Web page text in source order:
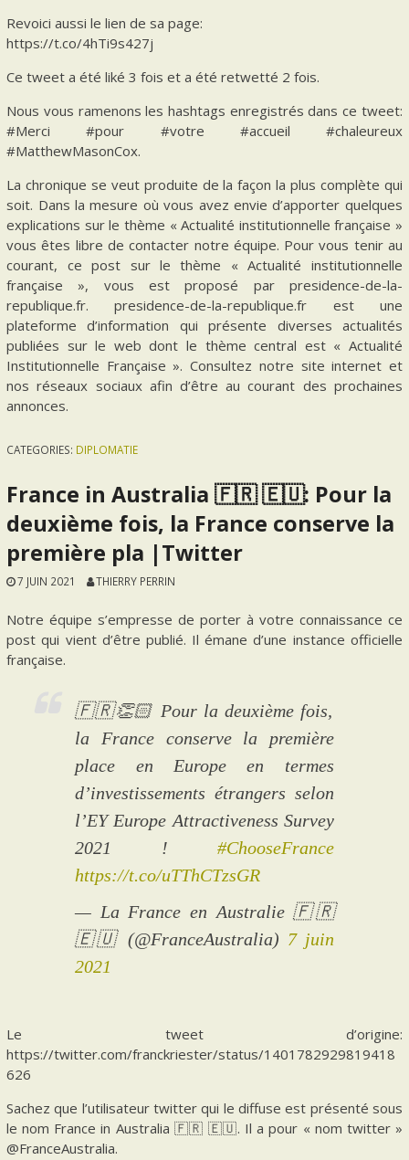
Revoici aussi le lien de sa page:
https://t.co/4hTi9s427j
Ce tweet a été liké 3 fois et a été retwetté 2 fois.
Nous vous ramenons les hashtags enregistrés dans ce tweet:
#Merci #pour #votre #accueil #chaleureux
#MatthewMasonCox.
La chronique se veut produite de la façon la plus complète qui
soit. Dans la mesure où vous avez envie d’apporter quelques
explications sur le thème « Actualité institutionnelle française »
vous êtes libre de contacter notre équipe. Pour vous tenir au
courant, ce post sur le thème « Actualité institutionnelle
française », vous est proposé par presidence-de-la-
republique.fr. presidence-de-la-republique.fr est une
plateforme d’information qui présente diverses actualités
publiées sur le web dont le thème central est « Actualité
Institutionnelle Française ». Consultez notre site internet et
nos réseaux sociaux afin d’être au courant des prochaines
annonces.
CATEGORIES: DIPLOMATIE
France in Australia 🇫🇷 🇪🇺: Pour la
deuxième fois, la France conserve la
première pla |Twitter
7 JUIN 2021 THIERRY PERRIN
Notre équipe s’empresse de porter à votre connaissance ce
post qui vient d’être publié. Il émane d’une instance officielle
française.
🇫🇷👏🏻 Pour la deuxième fois,
la France conserve la première
place en Europe en termes
d’investissements étrangers selon
l’EY Europe Attractiveness Survey
2021 ! #ChooseFrance
https://t.co/uTThCTzsGR
— La France en Australie 🇫🇷
🇪🇺 (@FranceAustralia) 7 juin
2021
Le tweet d’origine:
https://twitter.com/franckriester/status/1401782929819418
626
Sachez que l’utilisateur twitter qui le diffuse est présenté sous
le nom France in Australia 🇫🇷 🇪🇺. Il a pour « nom twitter »
@FranceAustralia.